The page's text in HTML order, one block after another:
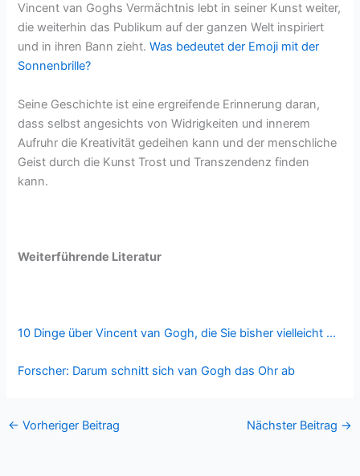
Vincent van Goghs Vermächtnis lebt in seiner Kunst weiter,
die weiterhin das Publikum auf der ganzen Welt inspiriert
und in ihren Bann zieht.Was bedeutet der Emoji mit der
Sonnenbrille?
Seine Geschichte ist eine ergreifende Erinnerung daran,
dass selbst angesichts von Widrigkeiten und innerem
Aufruhr die Kreativität gedeihen kann und der menschliche
Geist durch die Kunst Trost und Transzendenz finden
kann.
Weiterführende Literatur
10 Dinge über Vincent van Gogh, die Sie bisher vielleicht …
Forscher: Darum schnitt sich van Gogh das Ohr ab
← Vorheriger Beitrag Nächster Beitrag →